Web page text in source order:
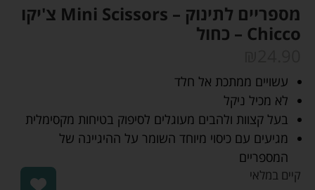
מספריים לתינוק – Mini Scissors צ'יקו
Chicco – כחול
עשויים ממתכת אל חלד
לא מכיל ניקל
בעל קצוות ולהבים מעוגלים לסיפוק בטיחות מקסימלית
מגיעים עם כיסוי מיוחד השומר על ההיגיינה של
המספריים
קיים במלאי